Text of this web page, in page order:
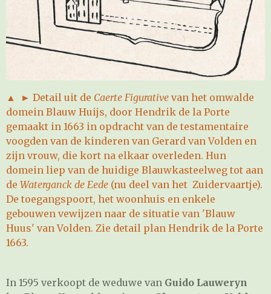
▲ ► Detail uit de Caerte Figurative van het omwalde
domein Blauw Huijs, door Hendrik de la Porte
gemaakt in 1663 in opdracht van de testamentaire
voogden van de kinderen van Gerard van Volden en
zijn vrouw, die kort na elkaar overleden. Hun
domein liep van de huidige Blauwkasteelweg tot aan
de Waterganck de Eede (nu deel van het Zuidervaartje).
De toegangspoort, het woonhuis en enkele
gebouwen vewijzen naar de situatie van 'Blauw
Huus' van Volden. Zie detail plan Hendrik de la Porte
1663.
In 1595 verkoopt de weduwe van Guido Lauweryn